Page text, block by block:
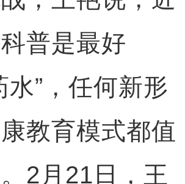
普是最好
水”，任何新形
教育模式都值
2月21日，王